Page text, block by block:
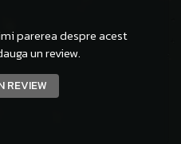
parerea despre acest
un review.
REVIEW